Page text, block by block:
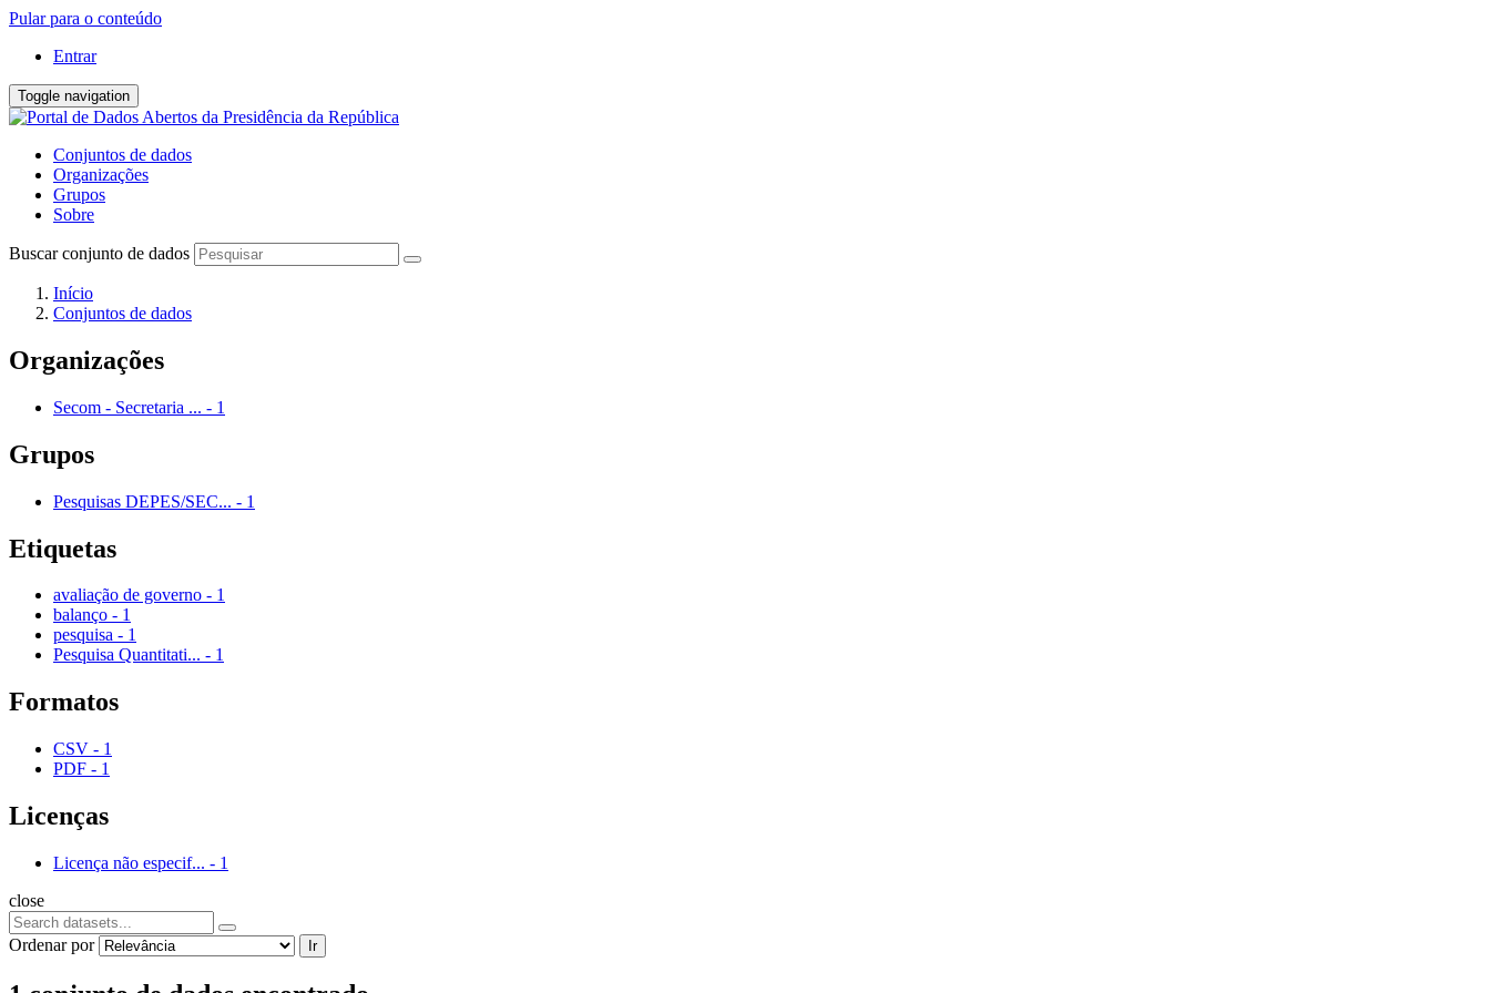
Pular para o conteúdo
Entrar
Toggle navigation
Conjuntos de dados
Organizações
Grupos
Sobre
Buscar conjunto de dados
Início
Conjuntos de dados
Organizações
Secom - Secretaria ... - 1
Grupos
Pesquisas DEPES/SEC... - 1
Etiquetas
avaliação de governo - 1
balanço - 1
pesquisa - 1
Pesquisa Quantitati... - 1
Formatos
CSV - 1
PDF - 1
Licenças
Licença não especif... - 1
close
Ordenar por Ir